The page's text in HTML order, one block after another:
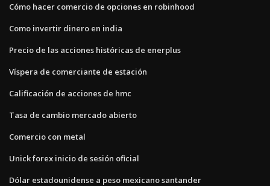
Cómo hacer comercio de opciones en robinhood
Como invertir dinero en india
Precio de las acciones históricas de enerplus
Víspera de comerciante de estación
Calificación de acciones de hmc
Tasa de cambio mercado abierto
Comercio con metal
Unick forex inicio de sesión oficial
Dólar estadounidense a peso mexicano santander